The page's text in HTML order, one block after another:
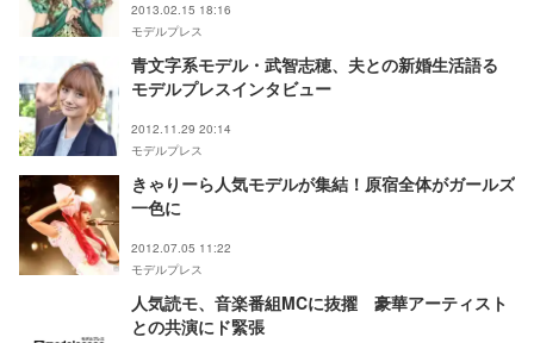
2013.02.15 18:16
モデルプレス
青文字系モデル・武智志穂、夫との新婚生活語る
モデルプレスインタビュー
2012.11.29 20:14
モデルプレス
きゃりーら人気モデルが集結！原宿全体がガールズ
一色に
2012.07.05 11:22
モデルプレス
人気読モ、音楽番組MCに抜擢 豪華アーティスト
との共演にド緊張